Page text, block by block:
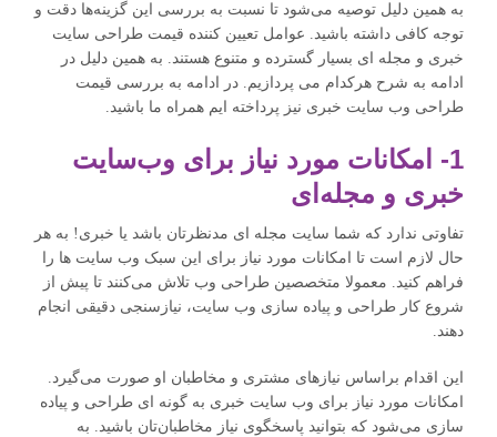
به همین دلیل توصیه می‌شود تا نسبت به بررسی این گزینه‌ها دقت و
توجه کافی داشته باشید. عوامل تعیین کننده قیمت طراحی سایت
خبری و مجله ای بسیار گسترده و متنوع هستند. به همین دلیل در
ادامه به شرح هرکدام می پردازیم. در ادامه به بررسی قیمت
طراحی وب سایت خبری نیز پرداخته ایم همراه ما باشید.
1- امکانات مورد نیاز برای وب‌سایت
خبری و مجله‌ای
تفاوتی ندارد که شما سایت مجله ای مدنظرتان باشد یا خبری! به هر
حال لازم است تا امکانات مورد نیاز برای این سبک وب سایت ها را
فراهم کنید. معمولا متخصصین طراحی وب تلاش می‌کنند تا پیش از
شروع کار طراحی و پیاده سازی وب سایت، نیازسنجی دقیقی انجام
دهند.
این اقدام براساس نیازهای مشتری و مخاطبان او صورت می‌گیرد.
امکانات مورد نیاز برای وب سایت خبری به گونه ای طراحی و پیاده
سازی می‌شود که بتوانید پاسخگوی نیاز مخاطبان‌تان باشید. به